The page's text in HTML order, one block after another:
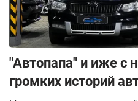
"Автопапа" и иже с
громких историй